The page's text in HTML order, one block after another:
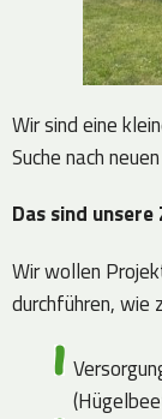
Wir sind eine
Suche nach
Das sind
Wir wollen
durchführen, wie